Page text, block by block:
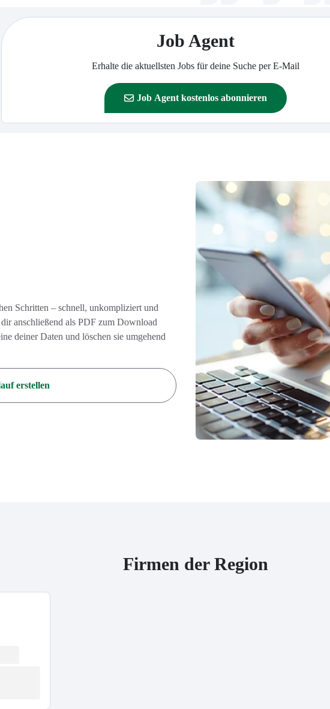
Job Agent
Erhalte die aktuellsten Jobs für deine Suche per E-Mail
Job Agent kostenlos abonnieren
Schritten – schnell, unkompliziert und
anschließend als PDF zum Download
deiner Daten und löschen sie umgehend
erstellen
Firmen der Region